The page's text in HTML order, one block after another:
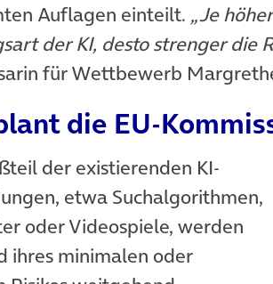
Auflagen einteilt. „Je
der KI, desto strenger die
für Wettbewerb
die EU-
der existierenden KI-
etwa Suchalgorithmen,
oder Videospiele, werden
ihres minimalen oder